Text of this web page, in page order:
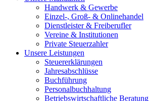
Handwerk & Gewerbe
Einzel-, Groß- & Onlinehandel
Dienstleister & Freiberufler
Vereine & Institutionen
Private Steuerzahler
Unsere Leistungen
Steuererklärungen
Jahresabschlüsse
Buchführung
Personalbuchhaltung
Betriebswirtschaftliche Beratung